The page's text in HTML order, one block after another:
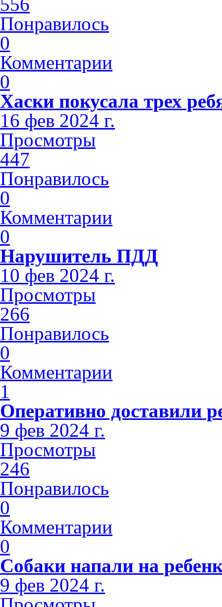
Понравилось
0
Комментарии
0
Хаски покусала трех
16 фев 2024 г.
Просмотры
447
Понравилось
0
Комментарии
0
Нарушитель ПДД
10 фев 2024 г.
Просмотры
266
Понравилось
0
Комментарии
1
Оперативно доставили
9 фев 2024 г.
Просмотры
246
Понравилось
0
Комментарии
0
Собаки напали на
9 фев 2024 г.